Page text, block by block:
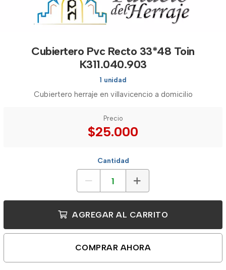
Cubiertero Pvc Recto 33*48 Toin
K311.040.903
1 unidad
Cubiertero herraje en villavicencio a domicilio
Precio
$25.000
Cantidad
AGREGAR AL CARRITO
COMPRAR AHORA